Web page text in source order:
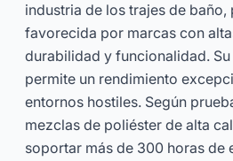
industria de los trajes de
favorecida por marcas con
durabilidad y funcionalidad.
permite un rendimiento
entornos hostiles. Según
mezclas de poliéster de alta
soportar más de 300 horas de